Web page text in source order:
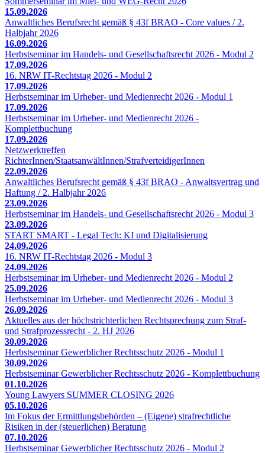
15.09.2026
Anwaltliches Berufsrecht gemäß § 43f BRAO - Core values / 2.
Halbjahr 2026
16.09.2026
Herbstseminar im Handels- und Gesellschaftsrecht 2026 - Modul 2
17.09.2026
16. NRW IT-Rechtstag 2026 - Modul 2
17.09.2026
Herbstseminar im Urheber- und Medienrecht 2026 - Modul 1
17.09.2026
Herbstseminar im Urheber- und Medienrecht 2026 -
Komplettbuchung
17.09.2026
Netzwerktreffen
RichterInnen/StaatsanwältInnen/StrafverteidigerInnen
22.09.2026
Anwaltliches Berufsrecht gemäß § 43f BRAO - Anwaltsvertrag und
Haftung / 2. Halbjahr 2026
23.09.2026
Herbstseminar im Handels- und Gesellschaftsrecht 2026 - Modul 3
23.09.2026
START SMART - Legal Tech: KI und Digitalisierung
24.09.2026
16. NRW IT-Rechtstag 2026 - Modul 3
24.09.2026
Herbstseminar im Urheber- und Medienrecht 2026 - Modul 2
25.09.2026
Herbstseminar im Urheber- und Medienrecht 2026 - Modul 3
26.09.2026
Aktuelles aus der höchstrichterlichen Rechtsprechung zum Straf-
und Strafprozessrecht - 2. HJ 2026
30.09.2026
Herbstseminar Gewerblicher Rechtsschutz 2026 - Modul 1
30.09.2026
Herbstseminar Gewerblicher Rechtsschutz 2026 - Komplettbuchung
01.10.2026
Young Lawyers SUMMER CLOSING 2026
05.10.2026
Im Fokus der Ermittlungsbehörden – (Eigene) strafrechtliche
Risiken in der (steuerlichen) Beratung
07.10.2026
Herbstseminar Gewerblicher Rechtsschutz 2026 - Modul 2